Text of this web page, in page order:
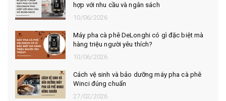
hợp với nhu cầu và ngân sách
10/06/2026
Máy pha cà phê DeLonghi có gì đặc biệt mà
hàng triệu người yêu thích?
10/06/2026
Cách vệ sinh và bảo dưỡng máy pha cà phê
Winci đúng chuẩn
27/02/2026